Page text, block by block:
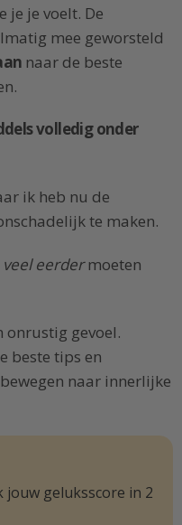
je je voelt. De
mee geworsteld
naar de beste
volledig onder
ik heb nu de
te maken.
veel eerdermoeten
onrustig gevoel.
beste tips en
naar innerlijke
jouw geluksscore in 2